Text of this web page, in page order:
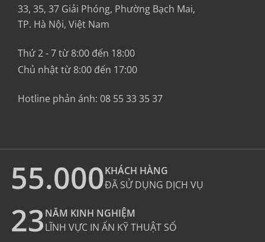
33, 35, 37 Giải Phóng, Phường Bạch Mai,
TP. Hà Nội, Việt Nam
Thứ 2 - 7 từ 8:00 đến 18:00
Chủ nhật từ 8:00 đến 17:00
Hotline phản ánh: 08 55 33 35 37
55.000KHÁCH HÀNG
ĐÃ SỬ DỤNG DỊCH VỤ
23NĂM KINH NGHIỆM
LĨNH VỰC IN ẤN KỸ THUẬT SỐ